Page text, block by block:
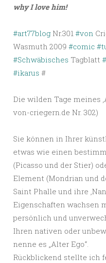
why I love him!
#art77blog Nr.301 #von
Wasmuth 2009 #comic
#Schwäbisches Tagblatt
#ikarus #
Die wilden Tage meines
von-criegern.de Nr. 302)
Sie können in Ihrer
etwas wie einen
(Picasso und der Stier)
Element (Mondrian und
Saint Phalle und ihre
Eigenschaften wachsen
persönlich und
Ihren nativen oder
nenne es „Alter Ego“.
Rückblickend stellte ich